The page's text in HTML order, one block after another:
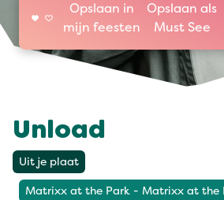
Opslaan in
mijn feesten
Opslaan als
Must See
Unload
Uit je plaat
Matrixx at the Park - Matrixx at the